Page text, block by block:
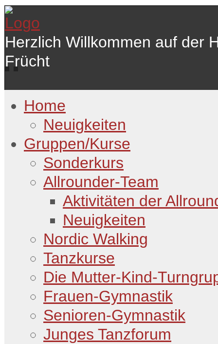
Herzlich Willkommen auf der
Frücht
Home
Neuigkeiten
Gruppen/Kurse
Sonderkurs
Allrounder-Team
Aktivitäten der
Neuigkeiten
Nordic Walking
Tanzkurse
Die Mutter-Kind-
Frauen-Gymnastik
Senioren-Gymnastik
Junges Tanzforum